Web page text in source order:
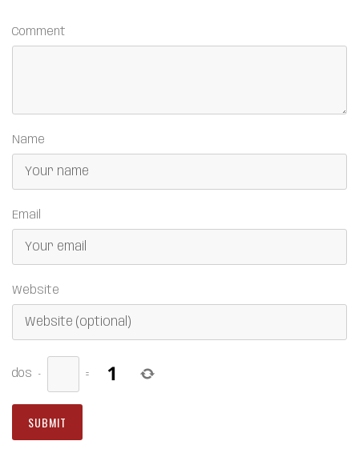
Comment
Name
Email
Website
dos − =